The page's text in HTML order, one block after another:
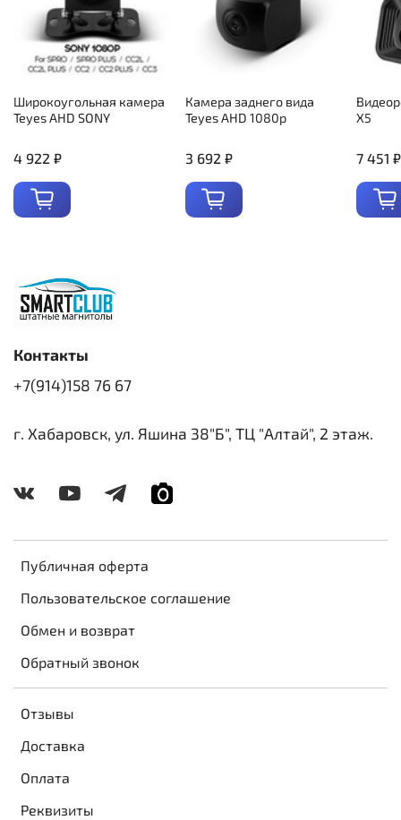
Широкоугольная камера
Teyes AHD SONY
4 922 ₽
Камера заднего вида
Teyes AHD 1080p
3 692 ₽
X5
7 451 ₽
Публичная оферта
Пользовательское соглашение
Обмен и возврат
Обратный звонок
Отзывы
Доставка
Оплата
Реквизиты
Контакты
+7(914)158 76 67
г. Хабаровск, ул. Яшина 38"Б", ТЦ "Алтай", 2 этаж.